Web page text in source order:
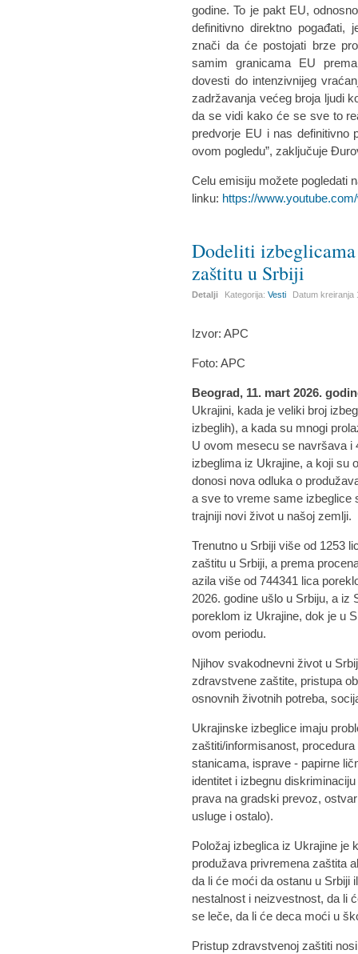
godine. To je pakt EU,
definitivno direktno
znači da će postojati brze
samim granicama EU
dovesti do intenzivnijeg
zadržavanja većeg broja ljudi
da se vidi kako će se sve to
predvorje EU i nas definitivno
ovom pogledu”, zaključuje
Celu emisiju možete pogledati
linku: https://
Dodeliti
zaštitu u Srbiji
Detalji Kategorija:Vesti Datum kreiranja
Izvor: APC
Foto: APC
Beograd, 11. mart 2026.
Ukrajini, kada je veliki broj
izbeglih), a kada su mnogi
U ovom mesecu se navršava i
izbeglima iz Ukrajine, a koji su
donosi nova odluka o
a sve to vreme same izbeglice
trajniji novi život u našoj zemlji.
Trenutno u Srbiji više od 1253
zaštitu u Srbiji, a prema
azila više od 744341 lica
2026. godine ušlo u Srbiju, a iz
poreklom iz Ukrajine, dok je u
ovom periodu.
Njihov svakodnevni život u
zdravstvene zaštite, pristupa
osnovnih životnih potreba,
Ukrajinske izbeglice imaju
zaštiti/informisanost,
stanicama, isprave - papirne
identitet i izbegnu
prava na gradski prevoz,
usluge i ostalo).
Položaj izbeglica iz Ukrajine je
produžava privremena zaštita
da li će moći da ostanu u Srbiji
nestalnost i neizvestnost, da li
se leče, da li će deca moći u
Pristup zdravstvenoj zaštiti